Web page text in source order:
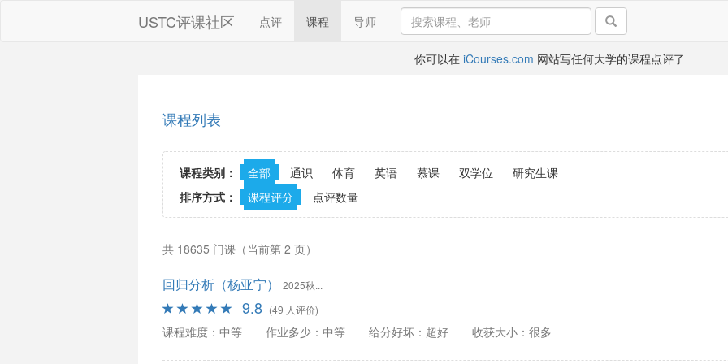
USTC评课社区 点评 课程 导师
你可以在 iCourses.com 网站写任何大学的课程点评了
课程列表
课程类别： 全部 通识 体育 英语 慕课 双学位
研究生课
排序方式：
课程评分 点评数量
共 18635 门课（当前第 2 页）
回归分析（杨亚宁） 2025秋...
9.8 (49 人评价)
课程难度：中等 作业多少：中等 给分好坏：超好 收获大小：很多